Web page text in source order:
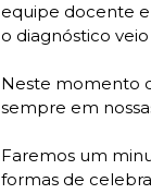
equipe docente
o diagnóstico
Neste momento
sempre em
Faremos um
formas de